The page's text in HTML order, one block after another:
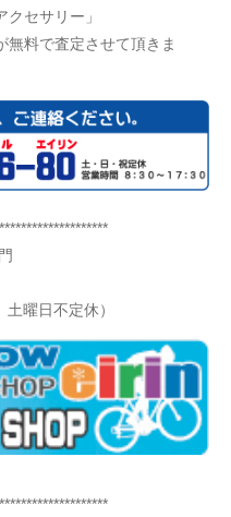
セサリー」
無料で査定させて頂きま
曜日不定休）